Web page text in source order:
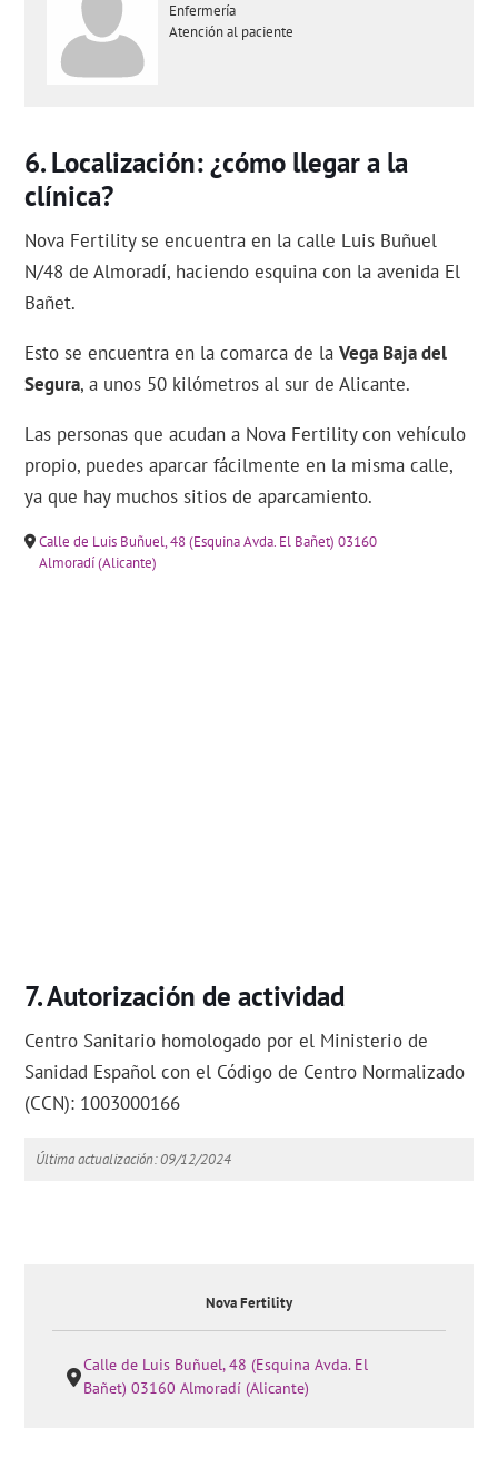
Enfermería
Atención al paciente
Localización: ¿cómo llegar a la
clínica?
Nova Fertility se encuentra en la calle Luis Buñuel
N/48 de Almoradí, haciendo esquina con la avenida El
Bañet.
Esto se encuentra en la comarca de laVega Baja del
Segura, a unos 50 kilómetros al sur de Alicante.
Las personas que acudan a Nova Fertility con vehículo
propio, puedes aparcar fácilmente en la misma calle,
ya que hay muchos sitios de aparcamiento.
Calle de Luis Buñuel, 48 (Esquina Avda. El Bañet) 03160
Almoradí (Alicante)
Autorización de actividad
Centro Sanitario homologado por el Ministerio de
Sanidad Español con el Código de Centro Normalizado
(CCN): 1003000166
Última actualización: 09/12/2024
Nova Fertility
Calle de Luis Buñuel, 48 (Esquina Avda. El
Bañet) 03160 Almoradí (Alicante)